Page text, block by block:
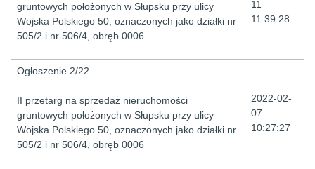
gruntowych położonych w Słupsku przy ulicy
Wojska Polskiego 50, oznaczonych jako działki nr
505/2 i nr 506/4, obręb 0006
11
11:39:28
Ogłoszenie 2/22
II przetarg na sprzedaż nieruchomości
gruntowych położonych w Słupsku przy ulicy
Wojska Polskiego 50, oznaczonych jako działki nr
505/2 i nr 506/4, obręb 0006
2022-02-
07
10:27:27